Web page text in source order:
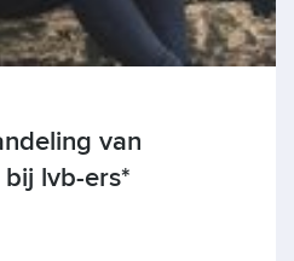
van
lvb-ers*